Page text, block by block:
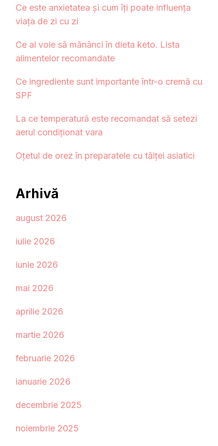
Ce este anxietatea și cum îți poate influența
viața de zi cu zi
Ce ai voie să mănânci în dieta keto. Lista
alimentelor recomandate
Ce ingrediente sunt importante într-o cremă cu
SPF
La ce temperatură este recomandat să setezi
aerul condiționat vara
Oțetul de orez în preparatele cu tăiței asiatici
Arhivă
august 2026
iulie 2026
iunie 2026
mai 2026
aprilie 2026
martie 2026
februarie 2026
ianuarie 2026
decembrie 2025
noiembrie 2025